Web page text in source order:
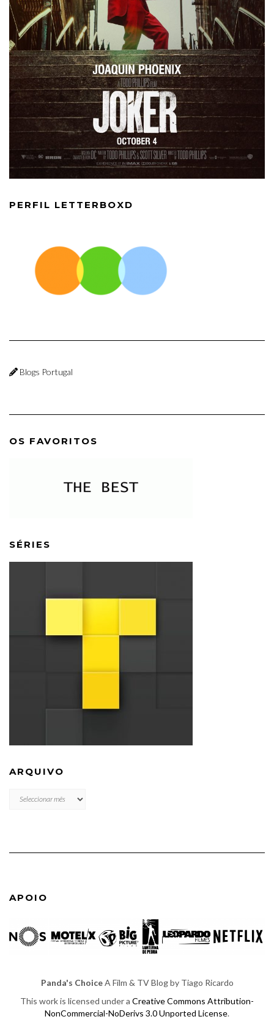
PERFIL LETTERBOXD
Blogs Portugal
OS FAVORITOS
SÉRIES
ARQUIVO
ARQUIVO
APOIO
Panda's ChoiceA Film & TV Blog by Tiago Ricardo
This work is licensed under a Creative Commons Attribution-
NonCommercial-NoDerivs 3.0 Unported License.